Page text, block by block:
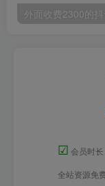
☑ 会员时
全站资源免